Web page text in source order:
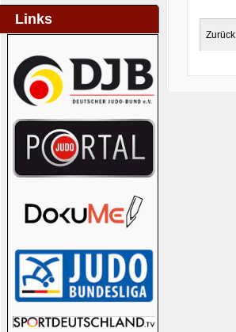
Links
Zurück